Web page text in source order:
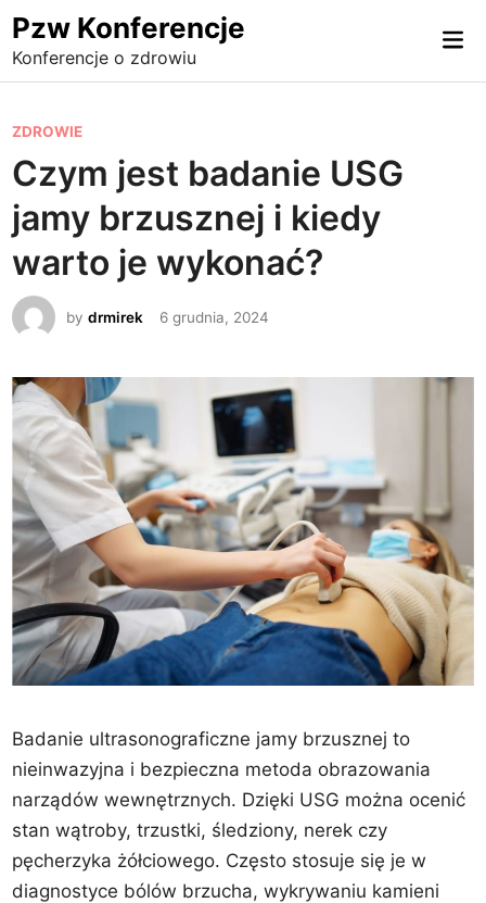
Skip
to
content
Pzw Konferencje
Konferencje o zdrowiu
P
o
s
e
d
i
ZDROWIE
Czym jest badanie USG
jamy brzusznej i kiedy
warto je wykonać?
bydrmirek 6 grudnia, 2024
Badanie ultrasonograficzne jamy brzusznej to
nieinwazyjna i bezpieczna metoda obrazowania
narządów wewnętrznych. Dzięki USG można ocenić
stan wątroby, trzustki, śledziony, nerek czy
pęcherzyka żółciowego. Często stosuje się je w
diagnostyce bólów brzucha, wykrywaniu kamieni